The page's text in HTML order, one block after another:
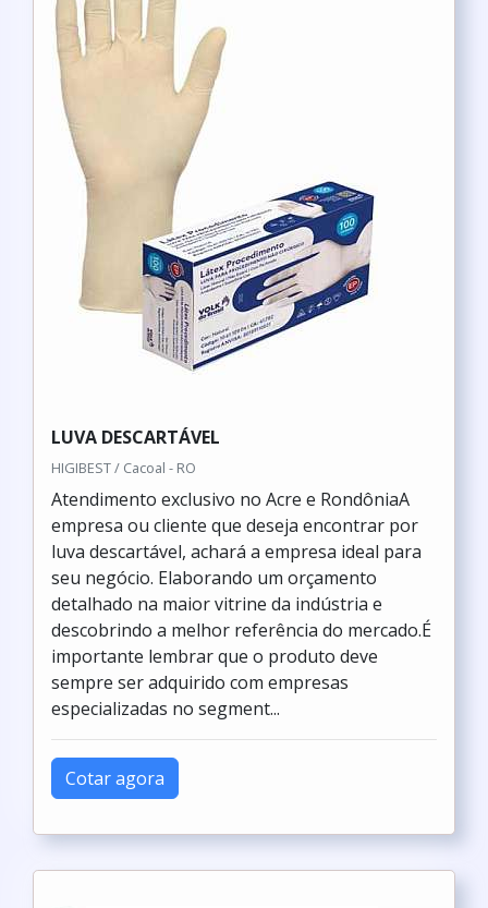
LUVA DESCARTÁVEL
HIGIBEST / Cacoal - RO
Atendimento exclusivo no Acre e RondôniaA
empresa ou cliente que deseja encontrar por
luva descartável, achará a empresa ideal para
seu negócio. Elaborando um orçamento
detalhado na maior vitrine da indústria e
descobrindo a melhor referência do mercado.É
importante lembrar que o produto deve
sempre ser adquirido com empresas
especializadas no segment...
Cotar agora